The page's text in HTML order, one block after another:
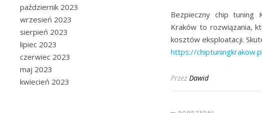
październik 2023
wrzesień 2023
sierpień 2023
lipiec 2023
czerwiec 2023
maj 2023
kwiecień 2023
Bezpieczny chip tuning
Kraków to rozwiązania,
kosztów eksploatacji.
https://
Przez Dawid